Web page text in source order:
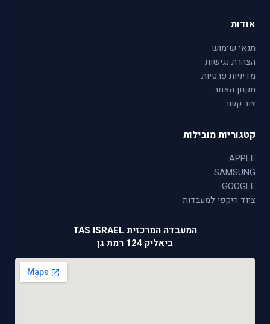
אודות
תנאי שימוש
הצהרת נגישות
מדיניות פרטיות
תקנון האתר
צור קשר
קטגוריות מובילות
APPLE
SAMSUNG
GOOGLE
ציוד היקפי למעבדות
המעבדה המרכזית TAS ISRAEL
ביאליק 124 רמת גן